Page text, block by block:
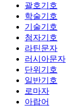
괄호기호
학술기호
기술기호
첨자기호
라틴문자
러시아문자
단위기호
일반기호
로마자
아랍어